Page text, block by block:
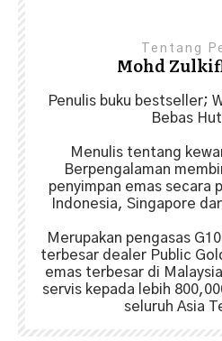
Tentang
Mohd
Penulis buku bestseller;
Bebas
Menulis tentang
Berpengalaman
penyimpan emas secara
Indonesia, Singapore
Merupakan pengasas
terbesar dealer Public
emas terbesar di
servis kepada lebih
seluruh Asia